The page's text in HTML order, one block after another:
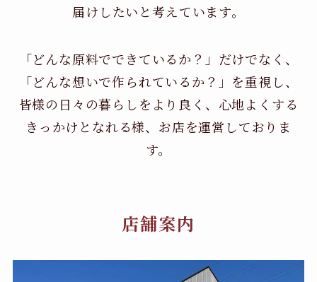
届けしたいと考えています。
「どんな原料でできているか？」だけでなく、
「どんな想いで作られているか？」を重視し、
皆様の日々の暮らしをより良く、心地よくする
きっかけとなれる様、お店を運営しておりま
す。
店舗案内